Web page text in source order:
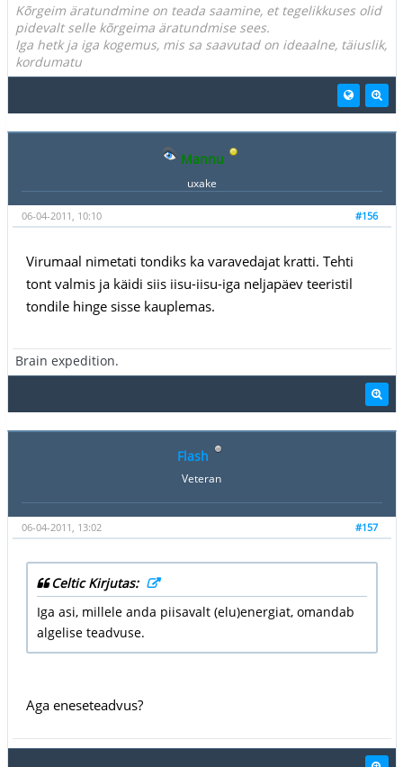
Kõrgeim äratundmine on teada saamine, et tegelikkuses olid
pidevalt selle kõrgeima äratundmise sees.
Iga hetk ja iga kogemus, mis sa saavutad on ideaalne, täiuslik,
kordumatu
Mannu
uxake
#156
06-04-2011, 10:10
Virumaal nimetati tondiks ka varavedajat kratti. Tehti
tont valmis ja käidi siis iisu-iisu-iga neljapäev teeristil
tondile hinge sisse kauplemas.
Brain expedition.
Flash
Veteran
#157
06-04-2011, 13:02
Celtic Kirjutas:
Iga asi, millele anda piisavalt (elu)energiat, omandab
algelise teadvuse.
Aga eneseteadvus?